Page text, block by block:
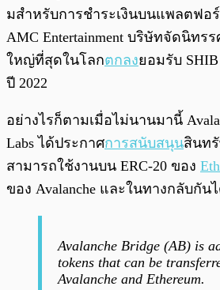
มสำหรับการชำระเงินบนแพลตฟอ
AMC Entertainment บริษัทจัดนิทร
ใหญ่ที่สุดในโลกตกลงยอมรับ
ปี 2022
อย่างไรก็ตามเมื่อไม่นานมานี้
Labs ได้ประกาศการสนับสนุนสินท
สามารถใช้งานบน ERC-20 ของ
ของ Avalanche และในทางกลับกัน
Avalanche Bridge (AB) is
tokens that can be
Avalanche and Ethereum.